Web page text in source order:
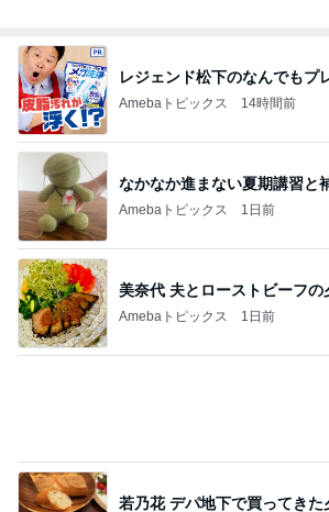
高橋真麻 久しぶりのリベラで感激
2歳まで女の子だった息子の話